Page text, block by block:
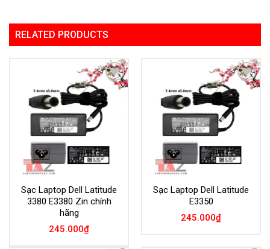
RELATED PRODUCTS
Add to
Wishlist
Sạc Laptop Dell Latitude
3380 E3380 Zin chính
hãng
245.000₫
Add to
Wishlist
Sạc Laptop Dell Latitude
E3350
245.000₫